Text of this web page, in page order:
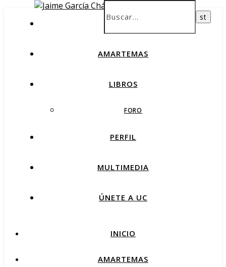
AMARTEMAS
LIBROS
FORO
PERFIL
MULTIMEDIA
ÚNETE A UC
INICIO
AMARTEMAS